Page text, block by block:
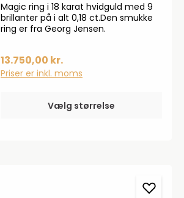
Magic ring i 18 karat hvidguld med 9
brillanter på i alt 0,18 ct.Den smukke
ring er fra Georg Jensen.
13.750,00 kr.
Priser er inkl. moms
Vælg størrelse